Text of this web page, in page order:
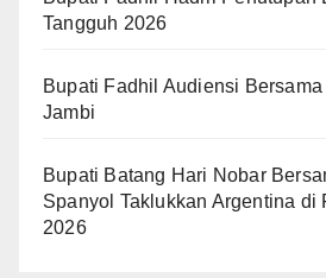
Tangguh 2026
Bupati Fadhil Audiensi
Jambi
Bupati Batang Hari Nobar
Spanyol Taklukkan Argentina di
2026